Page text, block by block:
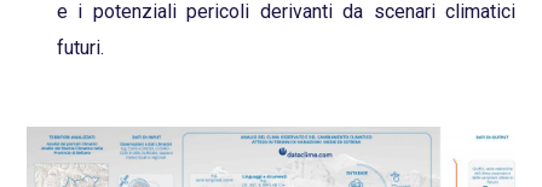
e i potenziali pericoli derivanti da scenari climatici
futuri.